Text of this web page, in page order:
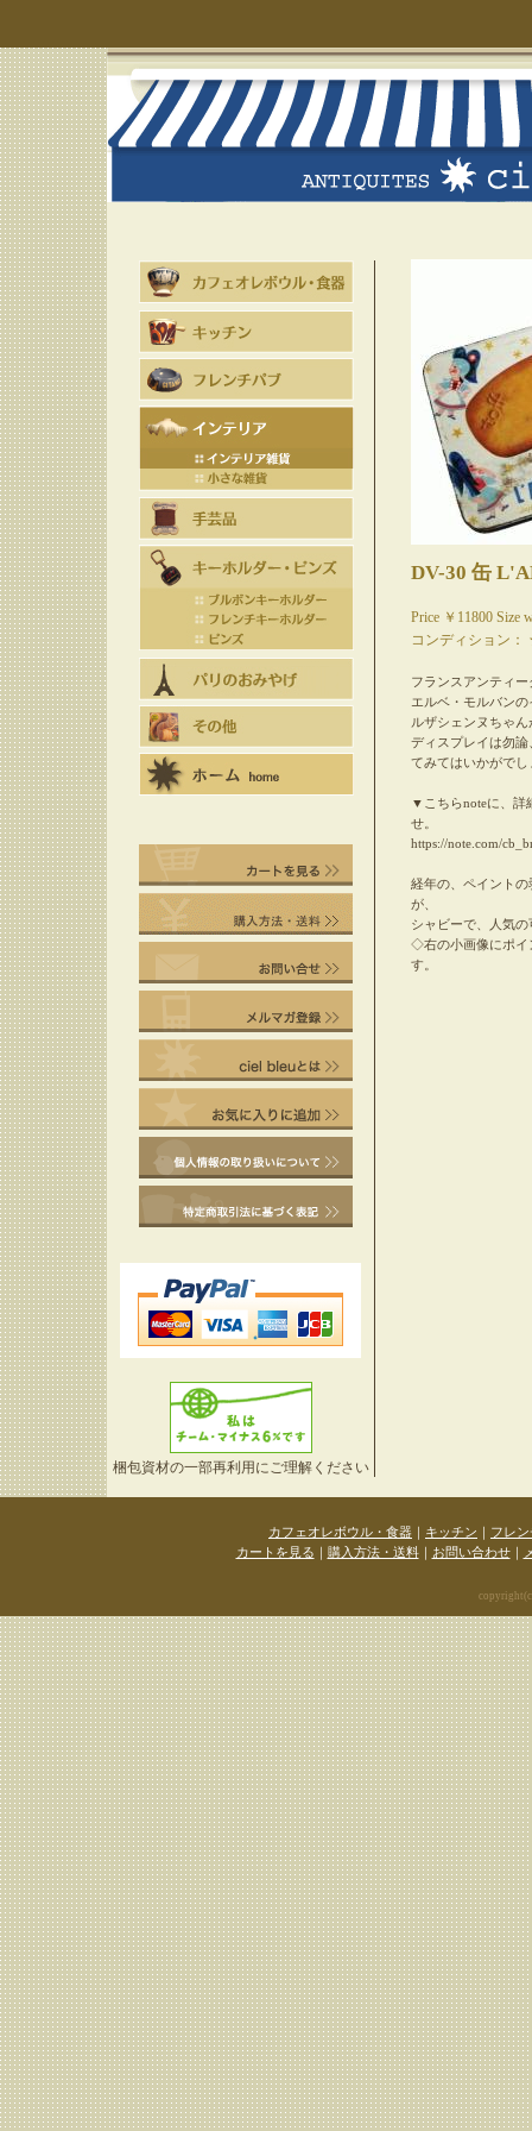
梱包資材の一部再利用にご理解ください
DV-30 缶
Price ￥11800 Size
コンディショ
フランスアンティ
エルベ・モルバン
ルザシェンヌちゃ
ディスプレイは勿
てみてはいかがでし
▼こちらnoteに、詳
せ。
https://note.com/
経年の、ペイント
が、
シャビーで、人気
◇右の小画像にポイ
す。
カフェオレボウル・食器 ｜ キッチン ｜ フレ
カートを見る ｜ 購入方法・送料｜ お問い合わせ｜